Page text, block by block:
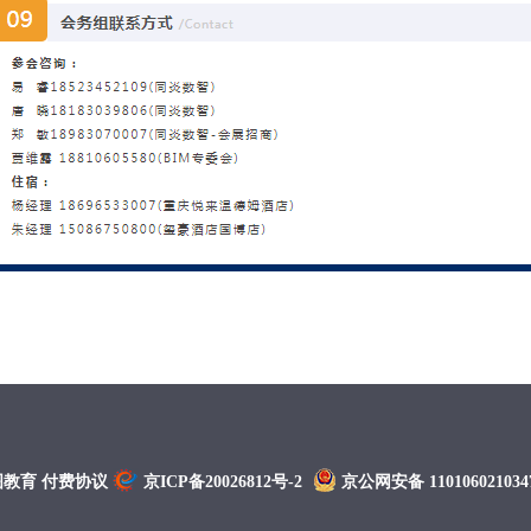
教育 付费协议 京ICP备20026812号-2 京公网安备